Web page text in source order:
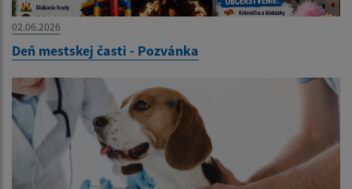
02.06.2026
Deň mestskej časti - Pozvánka